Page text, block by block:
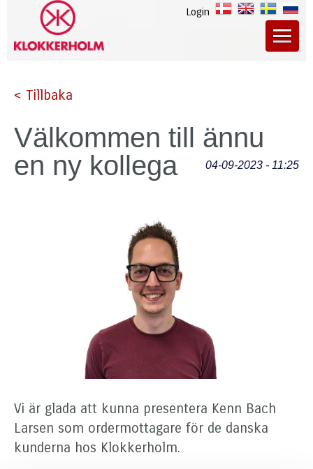
Login
< Tillbaka
Välkommen till ännu
en ny kollega
04-09-2023 - 11:25
Vi är glada att kunna presentera Kenn Bach
Larsen som ordermottagare för de danska
kunderna hos Klokkerholm.